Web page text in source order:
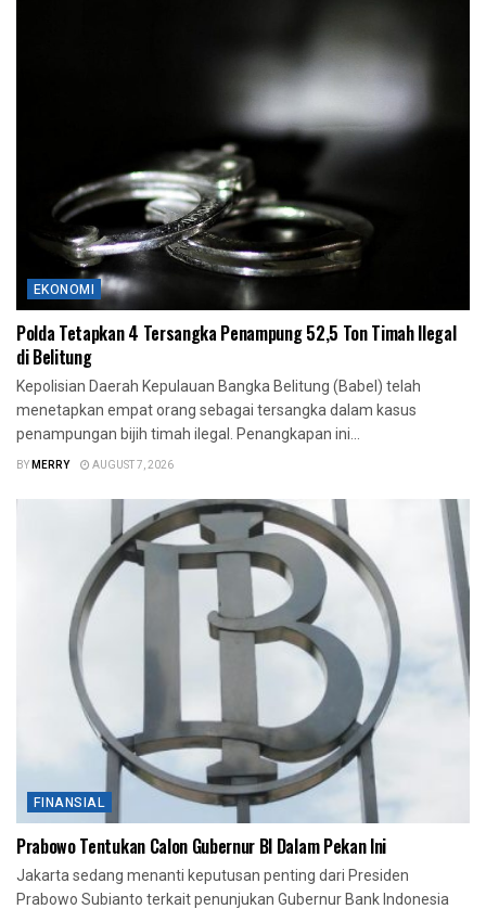
EKONOMI
Polda Tetapkan 4 Tersangka Penampung 52,5 Ton Timah Ilegal
di Belitung
Kepolisian Daerah Kepulauan Bangka Belitung (Babel) telah
menetapkan empat orang sebagai tersangka dalam kasus
penampungan bijih timah ilegal. Penangkapan ini...
BYMERRY AUGUST 7, 2026
FINANSIAL
Prabowo Tentukan Calon Gubernur BI Dalam Pekan Ini
Jakarta sedang menanti keputusan penting dari Presiden
Prabowo Subianto terkait penunjukan Gubernur Bank Indonesia